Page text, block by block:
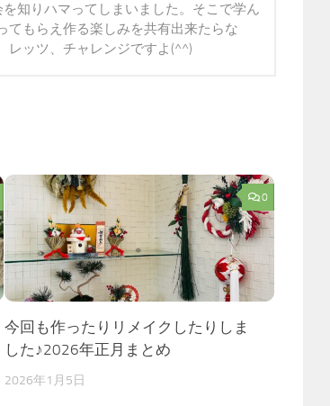
知りハマってしまいました。そこで学ん
てもらえ作る楽しみを共有出来たらな
レッツ、チャレンジですよ(^^)
0
今回も作ったりリメイクしたりしま
した♪2026年正月まとめ
2026年1月5日